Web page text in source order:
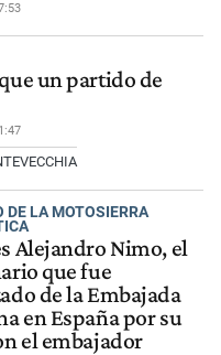
un partido de
DE LA MOTOSIERRA
Alejandro Nimo, el
que fue
de la Embajada
en España por su
el embajador